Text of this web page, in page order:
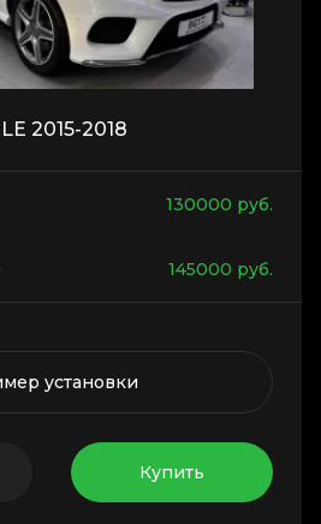
2015-2018
130000 руб.
145000 руб.
установки
Купить